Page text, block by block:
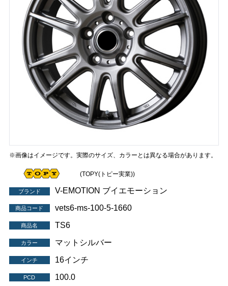
※画像はイメージです。実際のサイズ、カラーとは異なる場合があります。
(TOPY(トピー実業))
ブランド V-EMOTION ブイエモーション
商品コード vets6-ms-100-5-1660
商品名 TS6
カラー マットシルバー
インチ 16インチ
PCD 100.0